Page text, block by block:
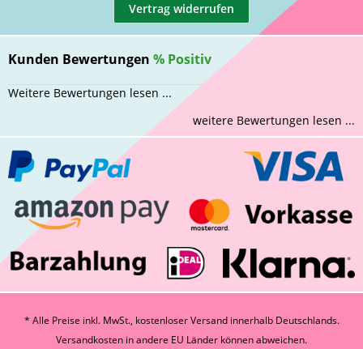
Vertrag widerrufen
Kunden Bewertungen % Positiv
Weitere Bewertungen lesen ...
weitere Bewertungen lesen ...
* Alle Preise inkl. MwSt., kostenloser Versand innerhalb Deutschlands.
Versandkosten in andere EU Länder können abweichen.